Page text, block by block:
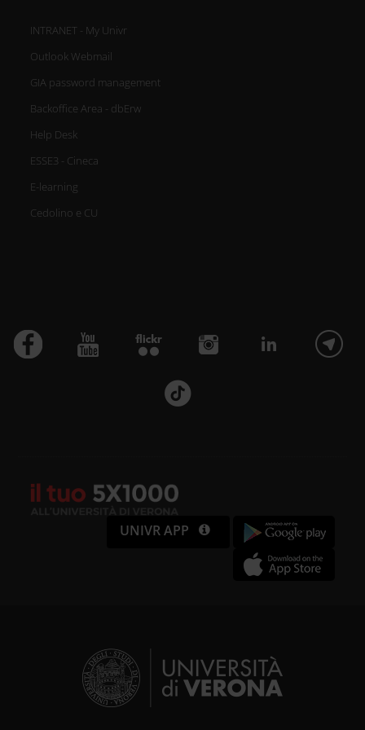
INTRANET - My Univr
Outlook Webmail
GIA password management
Backoffice Area - dbErw
Help Desk
ESSE3 - Cineca
E-learning
Cedolino e CU
UNIVR APP